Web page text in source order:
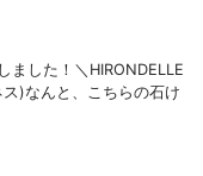
ました！＼HIRONDELLE
)なんと、こちらの石け